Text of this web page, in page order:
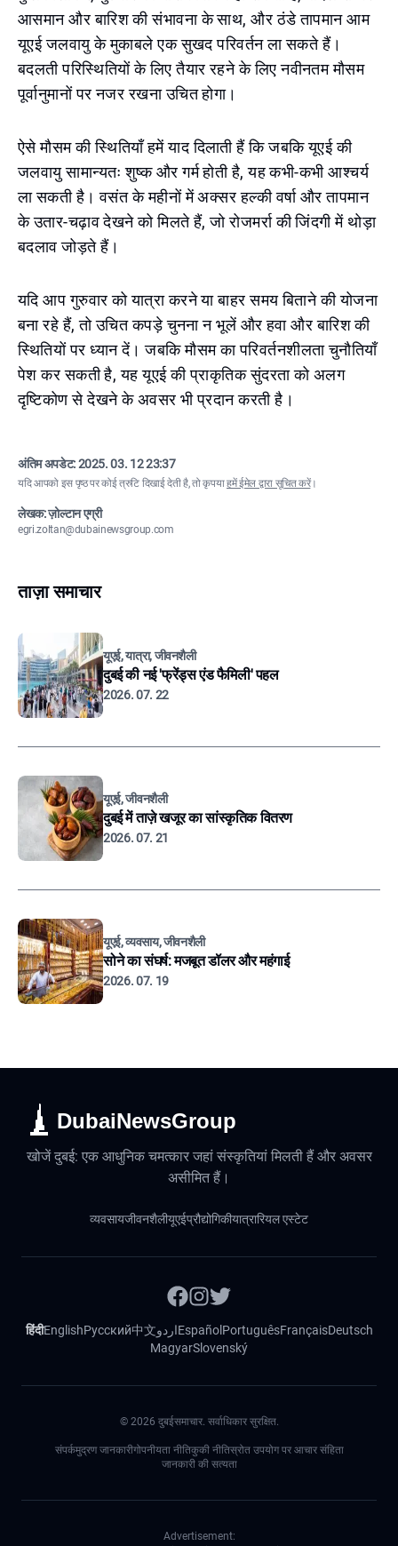
आसमान और बारिश की संभावना के साथ, और ठंडे तापमान आम
यूएई जलवायु के मुकाबले एक सुखद परिवर्तन ला सकते हैं।
बदलती परिस्थितियों के लिए तैयार रहने के लिए नवीनतम मौसम
पूर्वानुमानों पर नजर रखना उचित होगा।
ऐसे मौसम की स्थितियाँ हमें याद दिलाती हैं कि जबकि यूएई की
जलवायु सामान्यतः शुष्क और गर्म होती है, यह कभी-कभी आश्चर्य
ला सकती है। वसंत के महीनों में अक्सर हल्की वर्षा और तापमान
के उतार-चढ़ाव देखने को मिलते हैं, जो रोजमर्रा की जिंदगी में थोड़ा
बदलाव जोड़ते हैं।
यदि आप गुरुवार को यात्रा करने या बाहर समय बिताने की योजना
बना रहे हैं, तो उचित कपड़े चुनना न भूलें और हवा और बारिश की
स्थितियों पर ध्यान दें। जबकि मौसम का परिवर्तनशीलता चुनौतियाँ
पेश कर सकती है, यह यूएई की प्राकृतिक सुंदरता को अलग
दृष्टिकोण से देखने के अवसर भी प्रदान करती है।
अंतिम अपडेट:2025. 03. 12 23:37
यदि आपको इस पृष्ठ पर कोई त्रुटि दिखाई देती है, तो कृपयाहमें ईमेल द्वारा सूचित करें।
लेखक: ज़ोल्टान एग्री
egri.zoltan@dubainewsgroup.com
ताज़ा समाचार
यूएई, यात्रा, जीवनशैली
दुबई की नई 'फ्रेंड्स एंड फैमिली' पहल
2026. 07. 22
यूएई, जीवनशैली
दुबई में ताज़े खजूर का सांस्कृतिक वितरण
2026. 07. 21
यूएई, व्यवसाय, जीवनशैली
सोने का संघर्ष: मजबूत डॉलर और महंगाई
2026. 07. 19
DubaiNewsGroup
खोजें दुबई: एक आधुनिक चमत्कार जहां संस्कृतियां मिलती हैं और अवसर
असीमित हैं।
व्यवसायजीवनशैलीयूएईप्रौद्योगिकीयात्रारियल एस्टेट
हिंदीEnglishРусский中文اردوEspañol PortuguêsFrançaisDeutsch
MagyarSlovenský
© 2026 दुबईसमाचार. सर्वाधिकार सुरक्षित.
संपर्कमुद्रण जानकारीगोपनीयता नीतिकुकी नीतिस्रोत उपयोग पर आचार संहिता
जानकारी की सत्यता
Advertisement: